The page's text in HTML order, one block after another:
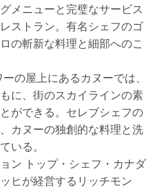
メニューと完璧なサービス
ストラン。有名シェフのゴ
の斬新な料理と細部へのこ
の屋上にあるカヌーでは、
に、街のスカイラインの素
ができる。セレブシェフの
カヌーの独創的な料理と洗
いる。
ン トップ・シェフ・カナダ
ヒが経営するリッチモン